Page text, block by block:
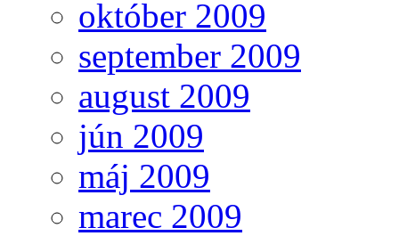
október 2009
september 2009
august 2009
jún 2009
máj 2009
marec 2009